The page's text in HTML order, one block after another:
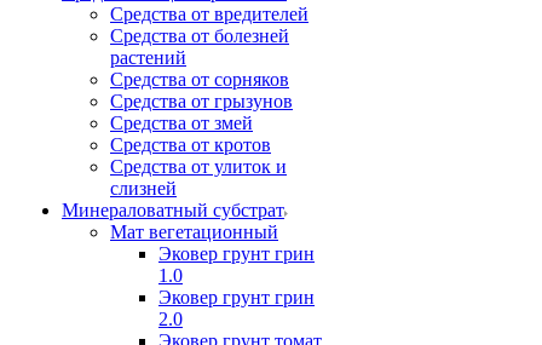
Средства от вредителей
Средства от болезней
растений
Средства от сорняков
Средства от грызунов
Средства от змей
Средства от кротов
Средства от улиток и
слизней
Минераловатный субстрат
Мат вегетационный
Эковер грунт грин
1.0
Эковер грунт грин
2.0
Эковер грунт томат